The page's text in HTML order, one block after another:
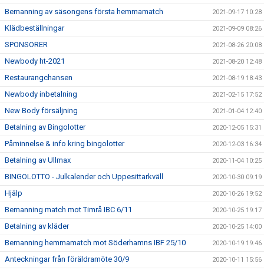
Bemanning av säsongens första hemmamatch 2021-09-17 10:28
Klädbeställningar 2021-09-09 08:26
SPONSORER 2021-08-26 20:08
Newbody ht-2021 2021-08-20 12:48
Restaurangchansen 2021-08-19 18:43
Newbody inbetalning 2021-02-15 17:52
New Body försäljning 2021-01-04 12:40
Betalning av Bingolotter 2020-12-05 15:31
Påminnelse & info kring bingolotter 2020-12-03 16:34
Betalning av Ullmax 2020-11-04 10:25
BINGOLOTTO - Julkalender och Uppesittarkväll 2020-10-30 09:19
Hjälp 2020-10-26 19:52
Bemanning match mot Timrå IBC 6/11 2020-10-25 19:17
Betalning av kläder 2020-10-25 14:00
Bemanning hemmamatch mot Söderhamns IBF 25/10 2020-10-19 19:46
Anteckningar från föräldramöte 30/9 2020-10-11 15:56